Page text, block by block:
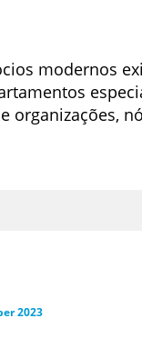
modernos
organizações,
2023